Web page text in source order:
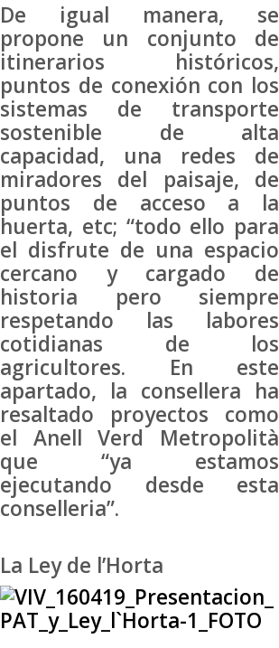
De igual manera, se
propone un conjunto de
itinerarios históricos,
puntos de conexión con los
sistemas de transporte
sostenible de alta
capacidad, una redes de
miradores del paisaje, de
puntos de acceso a la
huerta, etc; “todo ello para
el disfrute de una espacio
cercano y cargado de
historia pero siempre
respetando las labores
cotidianas de los
agricultores. En este
apartado, la consellera ha
resaltado proyectos como
el Anell Verd Metropolità
que “ya estamos
ejecutando desde esta
conselleria”.
La Ley de l’Horta